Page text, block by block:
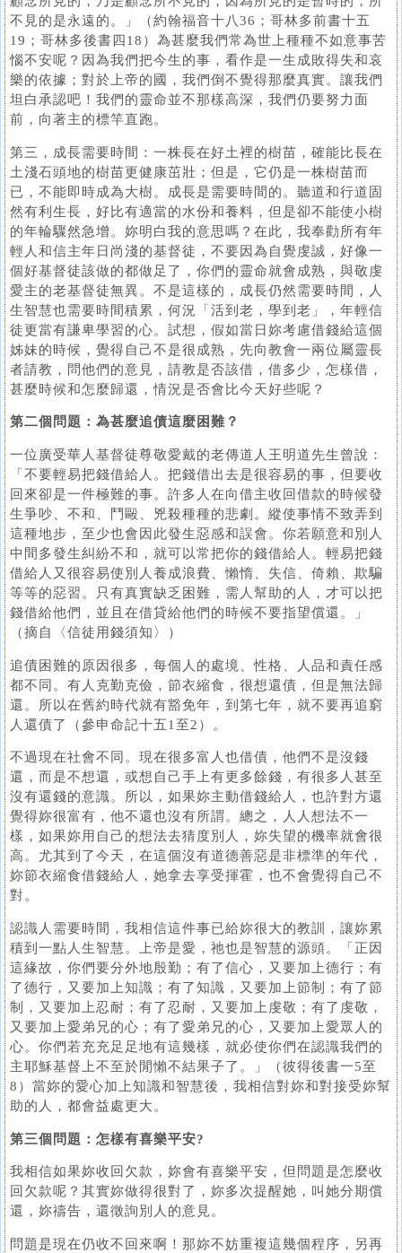
不見的是永遠的。」（約翰福音十八36；哥林多前書十五
19；哥林多後書四18）為甚麼我們常為世上種種不如意事苦
惱不安呢？因為我們把今生的事，看作是一生成敗得失和哀
樂的依據；對於上帝的國，我們倒不覺得那麼真實。讓我們
坦白承認吧！我們的靈命並不那樣高深，我們仍要努力面
前，向著主的標竿直跑。
第三，成長需要時間：一株長在好土裡的樹苗，確能比長在
土淺石頭地的樹苗更健康茁壯；但是，它仍是一株樹苗而
已，不能即時成為大樹。成長是需要時間的。聽道和行道固
然有利生長，好比有適當的水份和養料，但是卻不能使小樹
的年輪驟然急增。妳明白我的意思嗎？在此，我奉勸所有年
輕人和信主年日尚淺的基督徒，不要因為自覺虔誠，好像一
個好基督徒該做的都做足了，你們的靈命就會成熟，與敬虔
愛主的老基督徒無異。不是這樣的，成長仍然需要時間，人
生智慧也需要時間積累，何況「活到老，學到老」，年輕信
徒更當有謙卑學習的心。試想，假如當日妳考慮借錢給這個
姊妹的時候，覺得自己不是很成熟，先向教會一兩位屬靈長
者請教，問他們的意見，請教是否該借，借多少，怎樣借，
甚麼時候和怎麼歸還，情況是否會比今天好些呢？
第二個問題：為甚麼追債這麼困難？
一位廣受華人基督徒尊敬愛戴的老傳道人王明道先生曾說：
「不要輕易把錢借給人。把錢借出去是很容易的事，但要收
回來卻是一件極難的事。許多人在向借主收回借款的時候發
生爭吵、不和、鬥毆、兇殺種種的悲劇。縱使事情不致弄到
這種地步，至少也會因此發生惡感和誤會。你若願意和別人
中間多發生糾紛不和，就可以常把你的錢借給人。輕易把錢
借給人又很容易使別人養成浪費、懶惰、失信、倚賴、欺騙
等等的惡習。只有真實缺乏困難，需人幫助的人，才可以把
錢借給他們，並且在借貸給他們的時候不要指望償還。」
（摘自〈信徒用錢須知〉）
追債困難的原因很多，每個人的處境、性格、人品和責任感
都不同。有人克勤克儉，節衣縮食，很想還債，但是無法歸
還。所以在舊約時代就有豁免年，到第七年，就不要再追窮
人還債了（參申命記十五1至2）。
不過現在社會不同。現在很多富人也借債，他們不是沒錢
還，而是不想還，或想自己手上有更多餘錢，有很多人甚至
沒有還錢的意識。所以，如果妳主動借錢給人，也許對方還
覺得妳很富有，他不還也沒有所謂。總之，人人想法不一
樣，如果妳用自己的想法去猜度別人，妳失望的機率就會很
高。尤其到了今天，在這個沒有道德善惡是非標準的年代，
妳節衣縮食借錢給人，她拿去享受揮霍，也不會覺得自己不
對。
認識人需要時間，我相信這件事已給妳很大的教訓，讓妳累
積到一點人生智慧。上帝是愛，祂也是智慧的源頭。「正因
這緣故，你們要分外地殷勤；有了信心，又要加上德行；有
了德行，又要加上知識；有了知識，又要加上節制；有了節
制，又要加上忍耐；有了忍耐，又要加上虔敬；有了虔敬，
又要加上愛弟兄的心；有了愛弟兄的心，又要加上愛眾人的
心。你們若充充足足地有這幾樣，就必使你們在認識我們的
主耶穌基督上不至於閒懶不結果子了。」（彼得後書一5至
8）當妳的愛心加上知識和智慧後，我相信對妳和對接受妳幫
助的人，都會益處更大。
第三個問題：怎樣有喜樂平安?
我相信如果妳收回欠款，妳會有喜樂平安，但問題是怎麼收
回欠款呢？其實妳做得很對了，妳多次提醒她，叫她分期償
還，妳禱告，還徵詢別人的意見。
問題是現在仍收不回來啊！那妳不妨重複這幾個程序，另再